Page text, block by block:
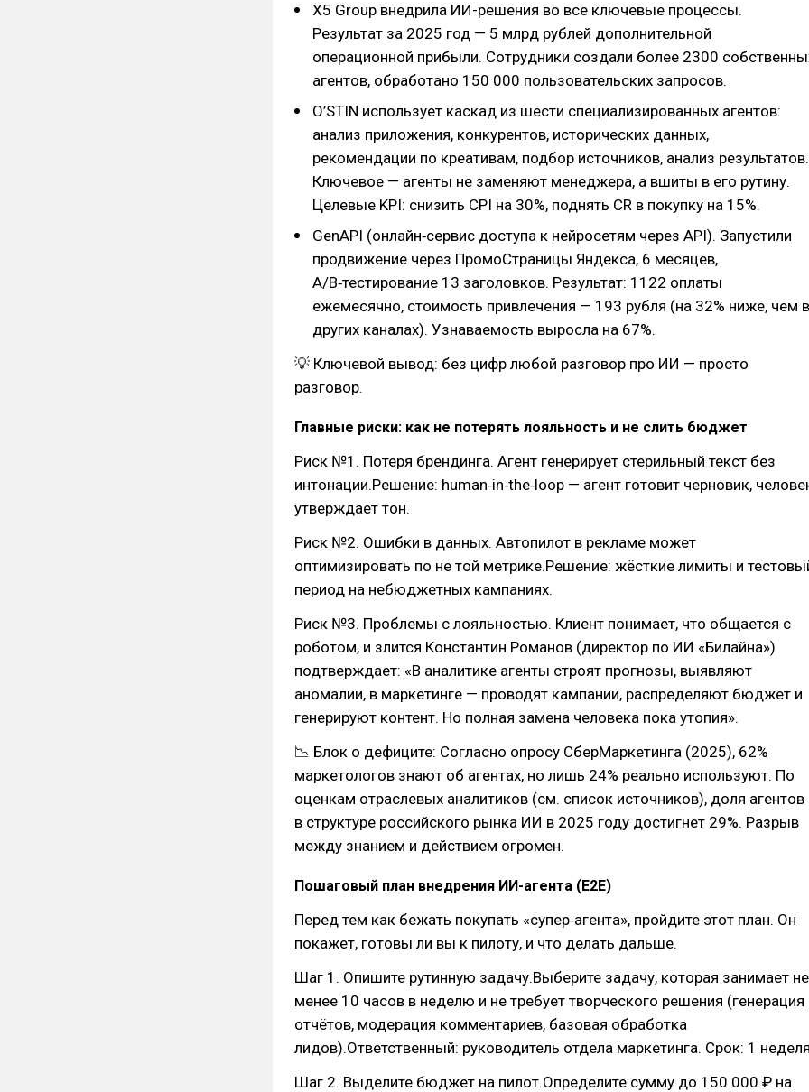
X5 Group внедрила ИИ-решения во все ключевые процессы.
Результат за 2025 год — 5 млрд рублей дополнительной
операционной прибыли. Сотрудники создали более 2300
агентов, обработано 150 000 пользовательских запросов.
O’STIN использует каскад из шести специализированных агентов:
анализ приложения, конкурентов, исторических данных,
рекомендации по креативам, подбор источников, анализ результатов.
Ключевое — агенты не заменяют менеджера, а вшиты в его рутину.
Целевые KPI: снизить CPI на 30%, поднять CR в покупку на 15%.
GenAPI (онлайн‑сервис доступа к нейросетям через API). Запустили
продвижение через ПромоСтраницы Яндекса, 6 месяцев,
A/B‑тестирование 13 заголовков. Результат: 1122 оплаты
ежемесячно, стоимость привлечения — 193 рубля (на 32% ниже, чем в
других каналах). Узнаваемость выросла на 67%.
💡 Ключевой вывод: без цифр любой разговор про ИИ — просто
разговор.
Главные риски: как не потерять лояльность и не слить бюджет
Риск №1. Потеря брендинга. Агент генерирует стерильный текст без
интонации.Решение: human‑in‑the‑loop — агент готовит черновик,
утверждает тон.
Риск №2. Ошибки в данных. Автопилот в рекламе может
оптимизировать по не той метрике.Решение: жёсткие лимиты и
период на небюджетных кампаниях.
Риск №3. Проблемы с лояльностью. Клиент понимает, что общается с
роботом, и злится.Константин Романов (директор по ИИ «Билайна»)
подтверждает: «В аналитике агенты строят прогнозы, выявляют
аномалии, в маркетинге — проводят кампании, распределяют бюджет и
генерируют контент. Но полная замена человека пока утопия».
📉 Блок о дефиците: Согласно опросу СберМаркетинга (2025), 62%
маркетологов знают об агентах, но лишь 24% реально используют. По
оценкам отраслевых аналитиков (см. список источников), доля агентов
в структуре российского рынка ИИ в 2025 году достигнет 29%. Разрыв
между знанием и действием огромен.
Пошаговый план внедрения ИИ-агента (E2E)
Перед тем как бежать покупать «супер‑агента», пройдите этот план. Он
покажет, готовы ли вы к пилоту, и что делать дальше.
Шаг 1. Опишите рутинную задачу.Выберите задачу, которая занимает не
менее 10 часов в неделю и не требует творческого решения (генерация
отчётов, модерация комментариев, базовая обработка
лидов).Ответственный: руководитель отдела маркетинга. Срок: 1
Шаг 2. Выделите бюджет на пилот.Определите сумму до 150 000 ₽ на